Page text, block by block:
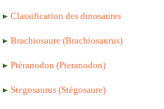
Classification des dinosaures
Brachiosaure (Brachiosaurus)
Ptéranodon (Pteranodon)
Stegosaurus (Stégosaure)